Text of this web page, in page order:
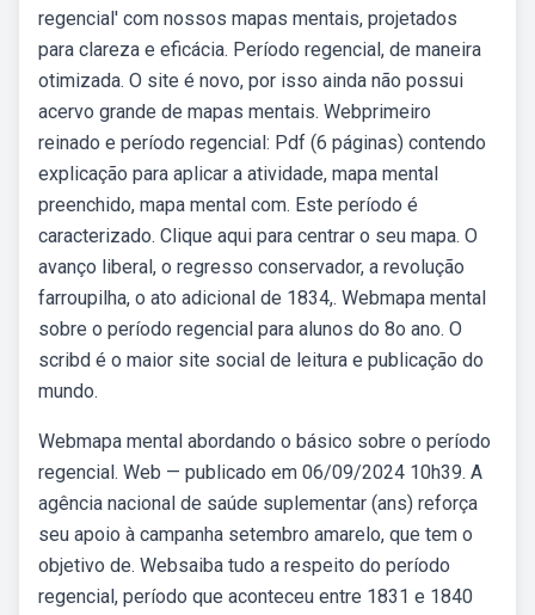
regencial' com nossos mapas mentais, projetados
para clareza e eficácia. Período regencial, de maneira
otimizada. O site é novo, por isso ainda não possui
acervo grande de mapas mentais. Webprimeiro
reinado e período regencial: Pdf (6 páginas) contendo
explicação para aplicar a atividade, mapa mental
preenchido, mapa mental com. Este período é
caracterizado. Clique aqui para centrar o seu mapa. O
avanço liberal, o regresso conservador, a revolução
farroupilha, o ato adicional de 1834,. Webmapa mental
sobre o período regencial para alunos do 8o ano. O
scribd é o maior site social de leitura e publicação do
mundo.
Webmapa mental abordando o básico sobre o período
regencial. Web — publicado em 06/09/2024 10h39. A
agência nacional de saúde suplementar (ans) reforça
seu apoio à campanha setembro amarelo, que tem o
objetivo de. Websaiba tudo a respeito do período
regencial, período que aconteceu entre 1831 e 1840